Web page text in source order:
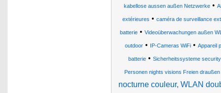
kabellose aussen außen Netzwerke•
extérieures • caméra de surveillance
batterie• Videoüberwachungen außen
outdoor • IP-Cameras WiFi • Appareil
batterie • Sicherheitssysteme
Personen nights visions Freien
nocturne couleur, WLAN